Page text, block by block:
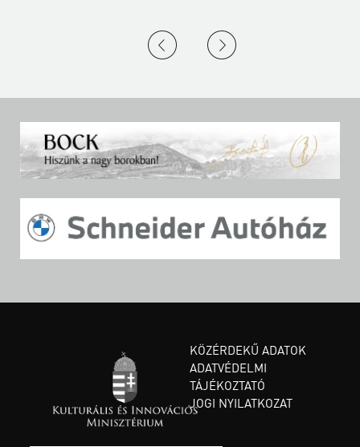
KÖZÉRDEKŰ ADATOK
ADATVÉDELMI
TÁJÉKOZTATÓ
JOGI NYILATKOZAT